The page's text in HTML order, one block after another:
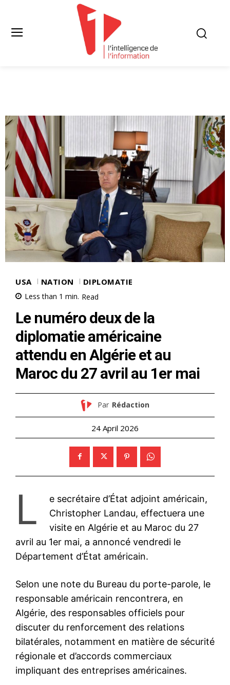
USA NATION DIPLOMATIE
Less than 1 min. Read
Le numéro deux de la
diplomatie américaine
attendu en Algérie et au
Maroc du 27 avril au 1er mai
Par Rédaction
24 April 2026
L
e secrétaire d’État adjoint américain,
Christopher Landau, effectuera une
visite en Algérie et au Maroc du 27
avril au 1er mai, a annoncé vendredi le
Département d’État américain.
Selon une note du Bureau du porte-parole, le
responsable américain rencontrera, en
Algérie, des responsables officiels pour
discuter du renforcement des relations
bilatérales, notamment en matière de sécurité
régionale et d’accords commerciaux
impliquant des entreprises américaines.